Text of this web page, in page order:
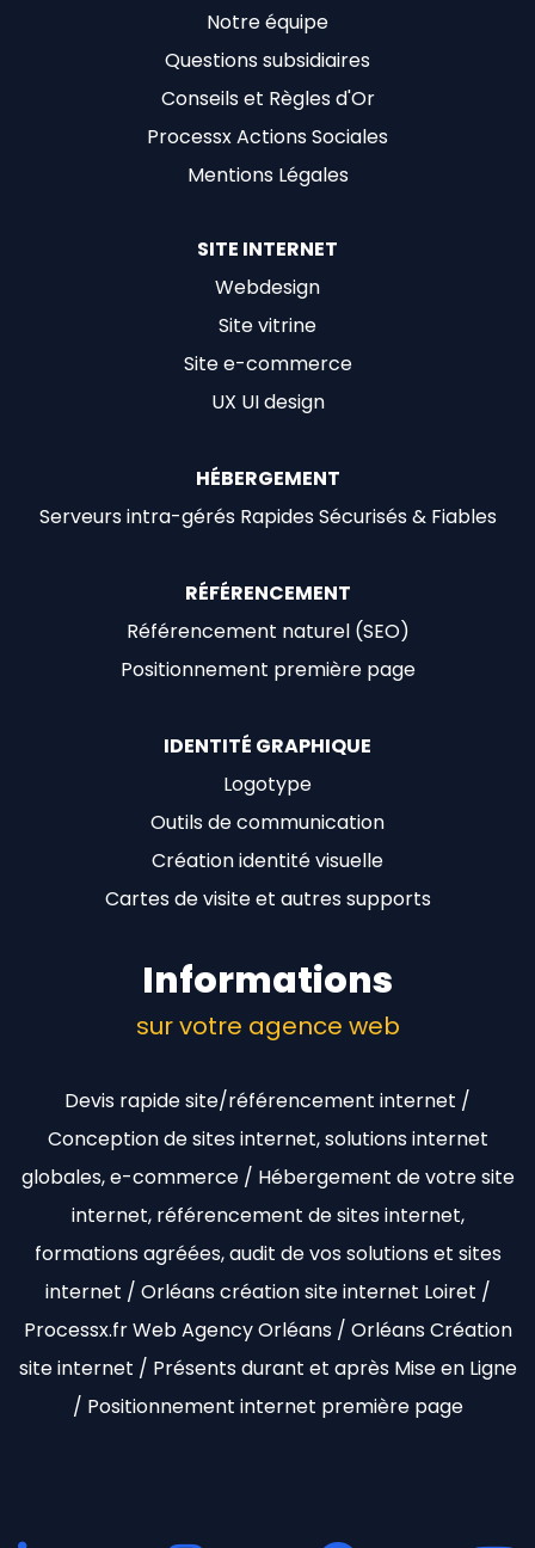
Notre équipe
Questions subsidiaires
Conseils et Règles d'Or
Processx Actions Sociales
Mentions Légales
SITE INTERNET
Webdesign
Site vitrine
Site e-commerce
UX UI design
HÉBERGEMENT
Serveurs intra-gérés Rapides Sécurisés & Fiables
RÉFÉRENCEMENT
Référencement naturel (SEO)
Positionnement première page
IDENTITÉ GRAPHIQUE
Logotype
Outils de communication
Création identité visuelle
Cartes de visite et autres supports
Informations
sur votre agence web
Devis rapide site/référencement internet /
Conception de sites internet, solutions internet
globales, e-commerce / Hébergement de votre site
internet, référencement de sites internet,
formations agréées, audit de vos solutions et sites
internet / Orléans création site internet Loiret /
Processx.fr Web Agency Orléans / Orléans Création
site internet / Présents durant et après Mise en Ligne
/ Positionnement internet première page